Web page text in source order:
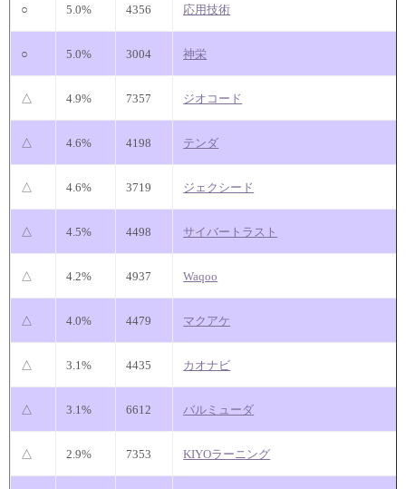
○ 5.0% 4356 応用技術
○ 5.0% 3004 神栄
△ 4.9% 7357 ジオコード
△ 4.6% 4198 テンダ
△ 4.6% 3719 ジェクシード
△ 4.5% 4498 サイバートラスト
△ 4.2% 4937 Waqoo
△ 4.0% 4479 マクアケ
△ 3.1% 4435 カオナビ
△ 3.1% 6612 バルミューダ
△ 2.9% 7353 KIYOラーニング